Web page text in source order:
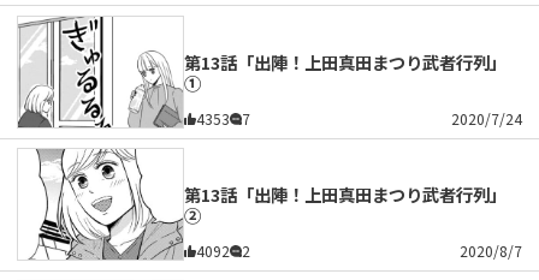
第13話「出陣！上田真田まつり武者行列」
①
4353 7 2020/7/24
第13話「出陣！上田真田まつり武者行列」
②
4092 2 2020/8/7